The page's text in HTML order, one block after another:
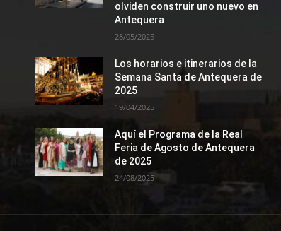
olviden construir uno nuevo en
Antequera
28/05/2025
Los horarios e itinerarios de la
Semana Santa de Antequera de
2025
19/04/2025
Aquí el Programa de la Real
Feria de Agosto de Antequera
de 2025
24/08/2025